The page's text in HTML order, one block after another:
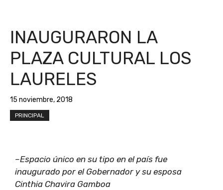
INAUGURARON LA
PLAZA CULTURAL LOS
LAURELES
15 noviembre, 2018
PRINCIPAL
–Espacio único en su tipo en el país fue
inaugurado por el Gobernador y su esposa
Cinthia Chavira Gamboa